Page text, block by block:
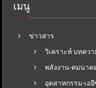
เมนู
ข่าวสาร
วิเคราะห์ บทคว
พลังงาน-คมนาค
อุตสาหกรรม-เออี